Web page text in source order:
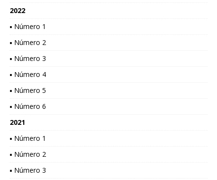
2022
▪ Número 1
▪ Número 2
▪ Número 3
▪ Número 4
▪ Número 5
▪ Número 6
2021
▪ Número 1
▪ Número 2
▪ Número 3